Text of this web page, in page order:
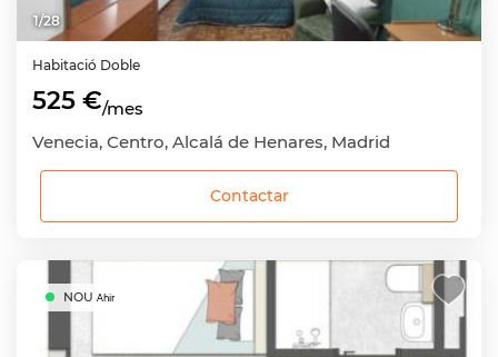
1/28
Habitació Doble
525 €/mes
Venecia, Centro, Alcalá de Henares, Madrid
Contactar
NOU Ahir